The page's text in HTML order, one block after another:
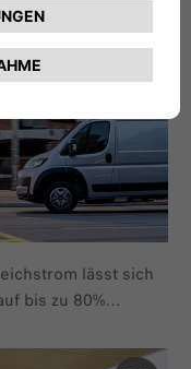
lässt sich
bis zu 80%